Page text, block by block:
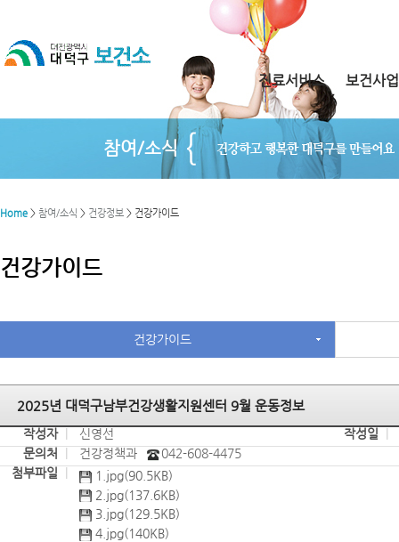
진료서비스 보건사업
참여/소식
Home > 참여/소식 > 건강정보 > 건강가이드
건강가이드
건강가이드
2025년 대덕구남부건강생활지원센터 9월 운동정보
작성자 신영선 작성일
문의처
건강정책과
042-608-4475
첨부파일
1.jpg(90.5KB)
2.jpg(137.6KB)
3.jpg(129.5KB)
4.jpg(140KB)